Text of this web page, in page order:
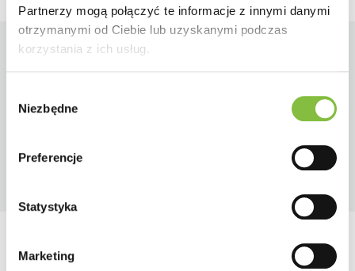
Partnerzy mogą połączyć te informacje z innymi danymi
otrzymanymi od Ciebie lub uzyskanymi podczas
korzystania z ich usług.
zgody
Niezbędne
Preferencje
Statystyka
Marketing